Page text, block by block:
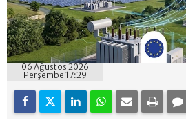
06 Ağustos 2026
Perşembe 17:29